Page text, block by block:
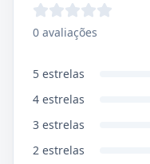
0 avaliações
5 estrelas
4 estrelas
3 estrelas
2 estrelas